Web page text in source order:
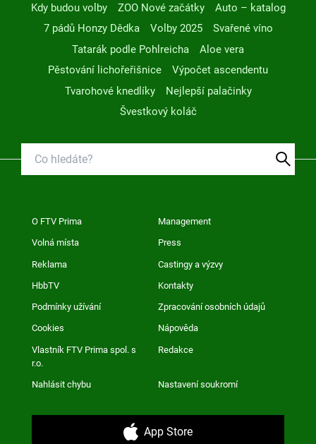
Kdy budou volby
ZOO Nové začátky
Auto – katalog
7 pádů Honzy Dědka
Volby 2025
Svařené víno
Tatarák podle Pohlreicha
Aloe vera
Pěstování lichořeřišnice
Výpočet ascendentu
Tvarohové knedlíky
Nejlepší palačinky
Švestkový koláč
O FTV Prima Management
Volná místa Press
Reklama Castingy a výzvy
HbbTV Kontakty
Podmínky užívání Zpracování osobních údajů
Cookies Nápověda
Vlastník FTV Prima spol. s
r.o.
Redakce
Nahlásit chybu Nastavení soukromí
App Store